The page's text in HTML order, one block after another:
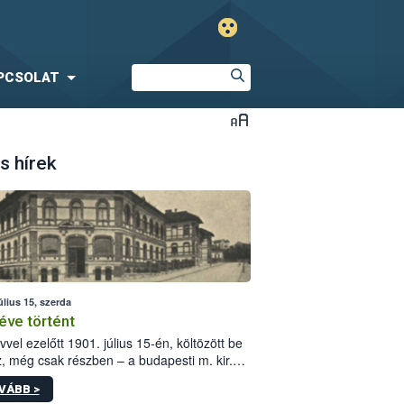
hírek
15, szerda
történt
ezelőtt 1901. július 15-én, költözött be
még csak részben – a budapesti m. kir.
állomás a Kis Rókus utca
alatti, Czigler Győző által tervezett új
>